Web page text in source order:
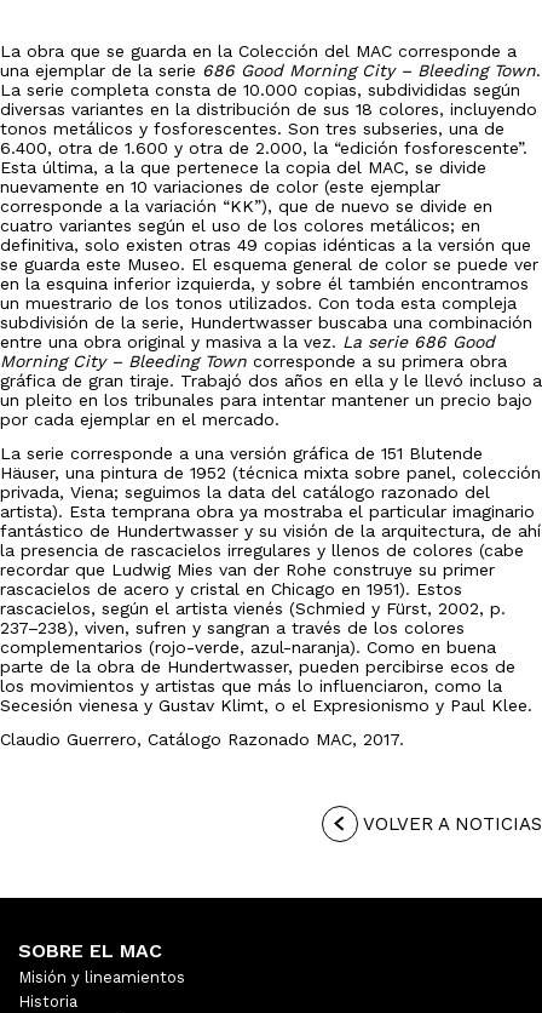
La obra que se guarda en la Colección del MAC corresponde a
una ejemplar de la serie 686 Good Morning City – Bleeding Town.
La serie completa consta de 10.000 copias, subdivididas según
diversas variantes en la distribución de sus 18 colores, incluyendo
tonos metálicos y fosforescentes. Son tres subseries, una de
6.400, otra de 1.600 y otra de 2.000, la “edición fosforescente”.
Esta última, a la que pertenece la copia del MAC, se divide
nuevamente en 10 variaciones de color (este ejemplar
corresponde a la variación “KK”), que de nuevo se divide en
cuatro variantes según el uso de los colores metálicos; en
definitiva, solo existen otras 49 copias idénticas a la versión que
se guarda este Museo. El esquema general de color se puede ver
en la esquina inferior izquierda, y sobre él también encontramos
un muestrario de los tonos utilizados. Con toda esta compleja
subdivisión de la serie, Hundertwasser buscaba una combinación
entre una obra original y masiva a la vez. La serie 686 Good
Morning City – Bleeding Town corresponde a su primera obra
gráfica de gran tiraje. Trabajó dos años en ella y le llevó incluso a
un pleito en los tribunales para intentar mantener un precio bajo
por cada ejemplar en el mercado.
La serie corresponde a una versión gráfica de 151 Blutende
Häuser, una pintura de 1952 (técnica mixta sobre panel, colección
privada, Viena; seguimos la data del catálogo razonado del
artista). Esta temprana obra ya mostraba el particular imaginario
fantástico de Hundertwasser y su visión de la arquitectura, de ahí
la presencia de rascacielos irregulares y llenos de colores (cabe
recordar que Ludwig Mies van der Rohe construye su primer
rascacielos de acero y cristal en Chicago en 1951). Estos
rascacielos, según el artista vienés (Schmied y Fürst, 2002, p.
237–238), viven, sufren y sangran a través de los colores
complementarios (rojo-verde, azul-naranja). Como en buena
parte de la obra de Hundertwasser, pueden percibirse ecos de
los movimientos y artistas que más lo influenciaron, como la
Secesión vienesa y Gustav Klimt, o el Expresionismo y Paul Klee.
Claudio Guerrero, Catálogo Razonado MAC, 2017.
VOLVER A NOTICIAS
SOBRE EL MAC
Misión y lineamientos
Historia